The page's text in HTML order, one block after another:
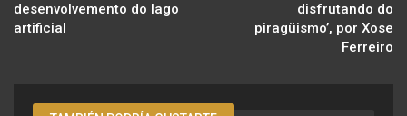
desenvolvemento do lago
artificial
disfrutando do
piragüismo’, por Xose
Ferreiro